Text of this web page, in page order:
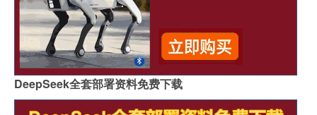
DeepSeek全套部署资料免费下载